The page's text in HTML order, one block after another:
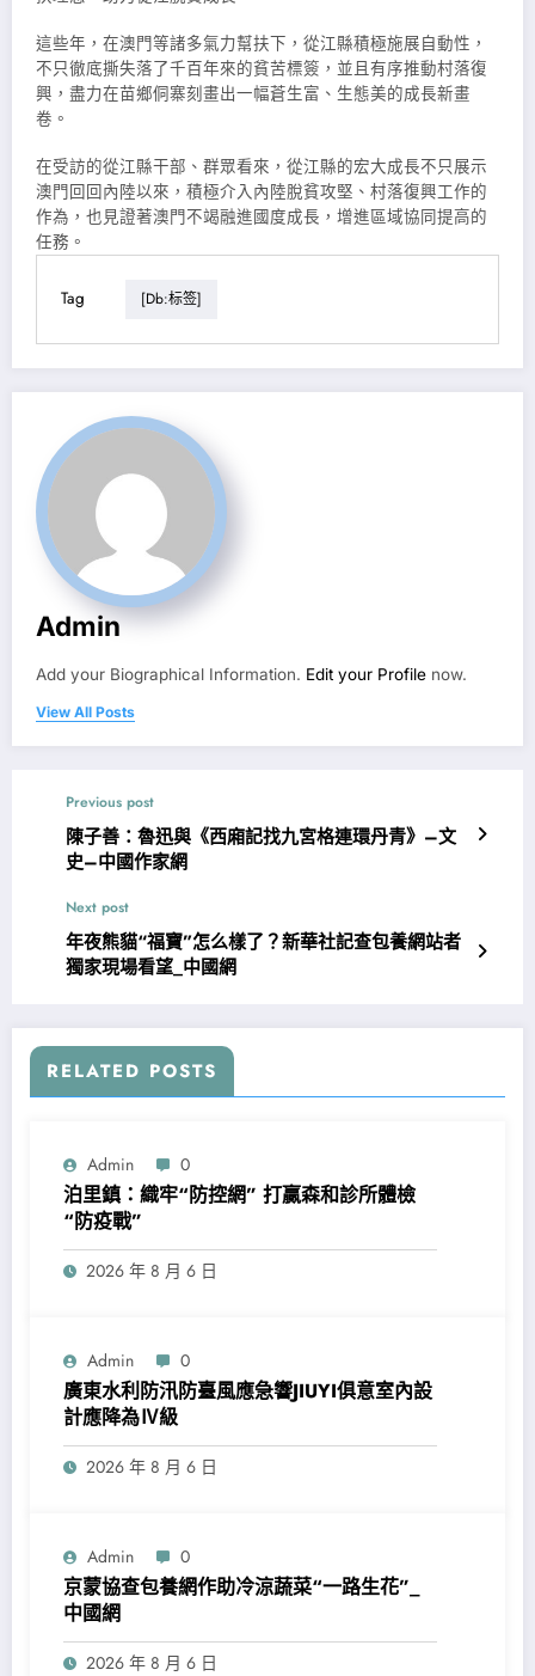
這些年，在澳門等諸多氣力幫扶下，從江縣積極施展自動性，
不只徹底撕失落了千百年來的貧苦標簽，並且有序推動村落復
興，盡力在苗鄉侗寨刻畫出一幅蒼生富、生態美的成長新畫
卷。
在受訪的從江縣干部、群眾看來，從江縣的宏大成長不只展示
澳門回回內陸以來，積極介入內陸脫貧攻堅、村落復興工作的
作為，也見證著澳門不竭融進國度成長，增進區域協同提高的
任務。
Tag [db:标签]
Admin
Add your Biographical Information. Edit your Profile now.
View All Posts
Previous post
陳子善：魯迅與《西廂記找九宮格連環丹青》–文
史–中國作家網
Next post
年夜熊貓“福寶”怎么樣了？新華社記查包養網站者
獨家現場看望_中國網
RELATED POSTS
Admin 0
泊里鎮：織牢“防控網” 打贏森和診所體檢
“防疫戰”
2026 年 8 月 6 日
Admin 0
廣東水利防汛防臺風應急響JIUYI俱意室內設
計應降為Ⅳ級
2026 年 8 月 6 日
Admin 0
京蒙協查包養網作助冷涼蔬菜“一路生花”_
中國網
2026 年 8 月 6 日